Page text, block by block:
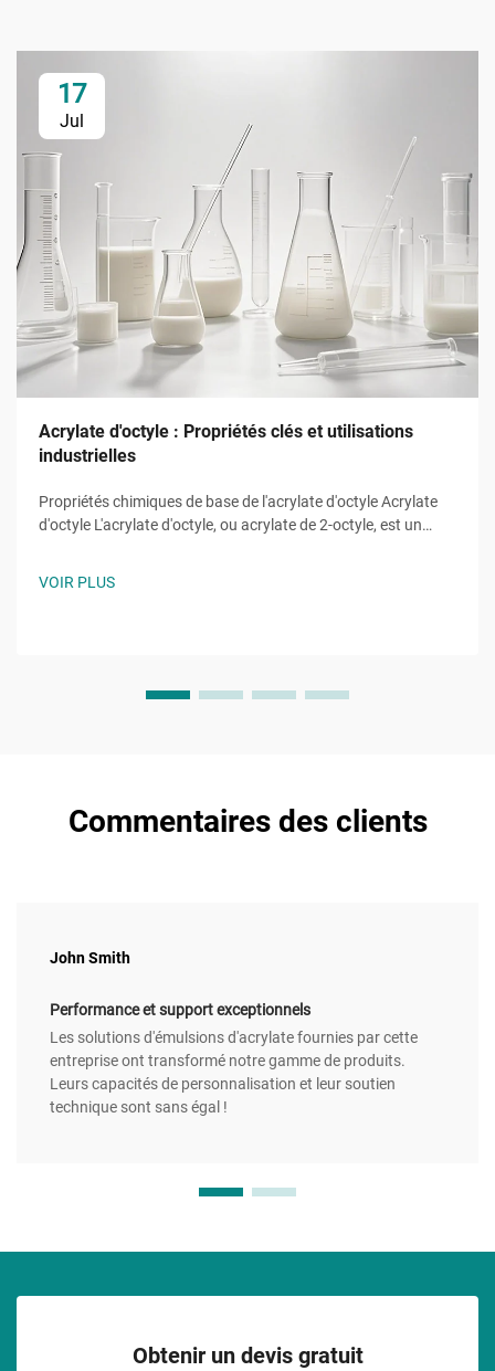
17
Jul
Acrylate d'octyle : Propriétés clés et utilisations
industrielles
Propriétés chimiques de base de l'acrylate d'octyle Acrylate
d'octyle L'acrylate d'octyle, ou acrylate de 2-octyle, est un
VOIR PLUS
Commentaires des clients
John Smith
Performance et support exceptionnels
Les solutions d'émulsions d'acrylate fournies par cette
entreprise ont transformé notre gamme de produits.
Leurs capacités de personnalisation et leur soutien
technique sont sans égal !
Obtenir un devis gratuit